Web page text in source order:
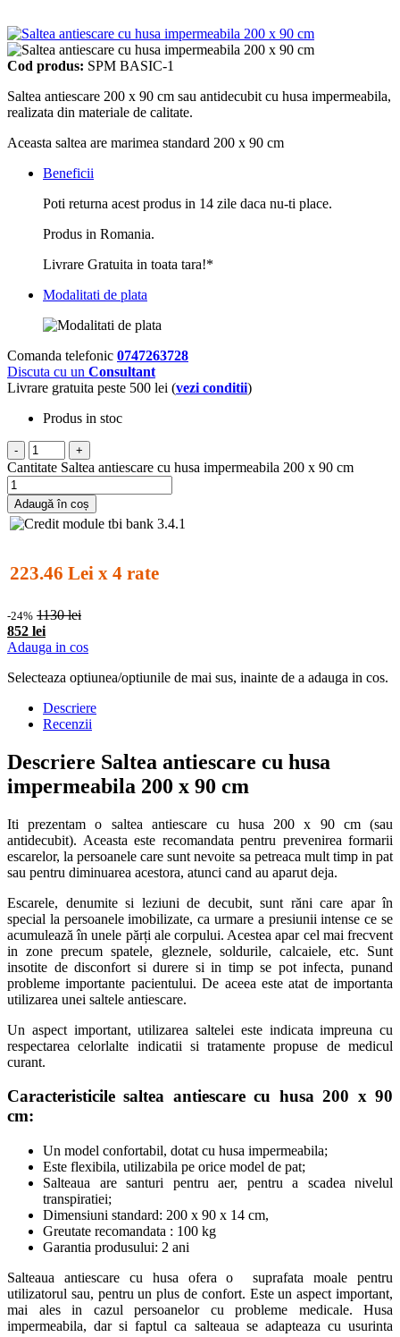
Cod produs: SPM BASIC-1
Saltea antiescare 200 x 90 cm sau antidecubit cu husa impermeabila,
realizata din materiale de calitate.
Aceasta saltea are marimea standard 200 x 90 cm
Beneficii
Poti returna acest produs in 14 zile daca nu-ti place.
Produs in Romania.
Livrare Gratuita in toata tara!*
Modalitati de plata
Comanda telefonic 0747263728
Discuta cu un Consultant
Livrare gratuita peste 500 lei (vezi conditii)
Produs in stoc
- +
Cantitate Saltea antiescare cu husa impermeabila 200 x 90 cm
Adaugă în coș
223.46 Lei x 4 rate
-24% 1130 lei
852 lei
Adauga in cos
Selecteaza optiunea/optiunile de mai sus, inainte de a adauga in cos.
Descriere
Recenzii
Descriere Saltea antiescare cu husa
impermeabila 200 x 90 cm
Iti prezentam o saltea antiescare cu husa 200 x 90 cm (sau
antidecubit). Aceasta este recomandata pentru prevenirea formarii
escarelor, la persoanele care sunt nevoite sa petreaca mult timp in pat
sau pentru diminuarea acestora, atunci cand au aparut deja.
Escarele, denumite si leziuni de decubit, sunt răni care apar în
special la persoanele imobilizate, ca urmare a presiunii intense ce se
acumulează în unele părți ale corpului. Acestea apar cel mai frecvent
in zone precum spatele, gleznele, soldurile, calcaiele, etc. Sunt
insotite de disconfort si durere si in timp se pot infecta, punand
probleme importante pacientului. De aceea este atat de importanta
utilizarea unei saltele antiescare.
Un aspect important, utilizarea saltelei este indicata impreuna cu
respectarea celorlalte indicatii si tratamente propuse de medicul
curant.
Caracteristicile saltea antiescare cu husa 200 x 90
cm:
Un model confortabil, dotat cu husa impermeabila;
Este flexibila, utilizabila pe orice model de pat;
Salteaua are santuri pentru aer, pentru a scadea nivelul
transpiratiei;
Dimensiuni standard: 200 x 90 x 14 cm,
Greutate recomandata : 100 kg
Garantia produsului: 2 ani
Salteaua antiescare cu husa ofera o suprafata moale pentru
utilizatorul sau, pentru un plus de confort. Este un aspect important,
mai ales in cazul persoanelor cu probleme medicale. Husa
impermeabila, dar si faptul ca salteaua se adapteaza cu usurinta